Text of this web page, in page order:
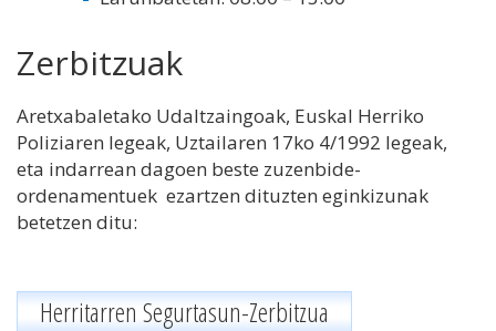
Zerbitzuak
Aretxabaletako Udaltzaingoak, Euskal Herriko
Poliziaren legeak, Uztailaren 17ko 4/1992 legeak,
eta indarrean dagoen beste zuzenbide-
ordenamentuek ezartzen dituzten eginkizunak
betetzen ditu:
Herritarren Segurtasun-Zerbitzua